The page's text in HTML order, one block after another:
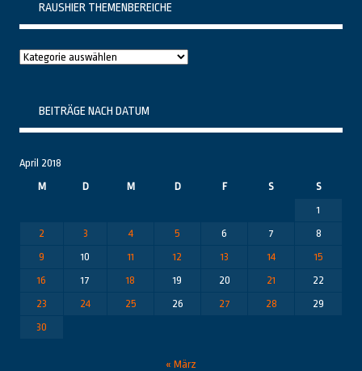
RAUSHIER THEMENBEREICHE
Raushier
BEITRÄGE NACH DATUM
April 2018
M
D M D F S
S
1
2
3 4 5 6 7
8
9
10 11 12 13 14
15
16
17 18 19 20 21
22
23
24 25 26 27 28
29
30
« März